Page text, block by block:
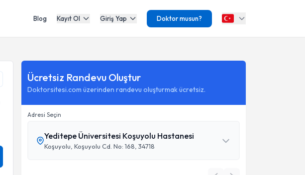
Blog Kayıt Ol Giriş Yap Doktor musun?
Ücretsiz Randevu Oluştur
Doktorsitesi.com üzerinden randevu oluşturmak ücretsiz.
Adresi Seçin
Yeditepe Üniversitesi Koşuyolu Hastanesi
Koşuyolu, Koşuyolu Cd. No: 168, 34718